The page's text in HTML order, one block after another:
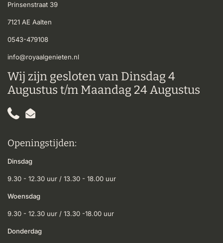
Prinsenstraat 39
7121 AE Aalten
0543-479108
info@royaalgenieten.nl
Wij zijn gesloten van Dinsdag 4
Augustus t/m Maandag 24 Augustus
PhoneEmail
Openingstijden:
Dinsdag
9.30 - 12.30 uur / 13.30 - 18.00 uur
Woensdag
9.30 - 12.30 uur / 13.30 -18.00 uur
Donderdag